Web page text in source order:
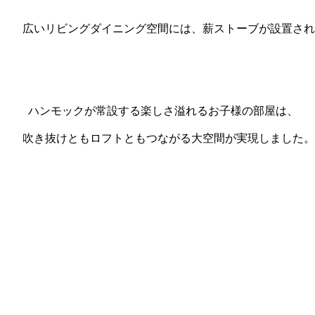
広いリビングダイニング空間には、薪ストーブが設置さ
ハンモックが常設する楽しさ溢れるお子様の部屋は、
吹き抜けともロフトともつながる大空間が実現しました。